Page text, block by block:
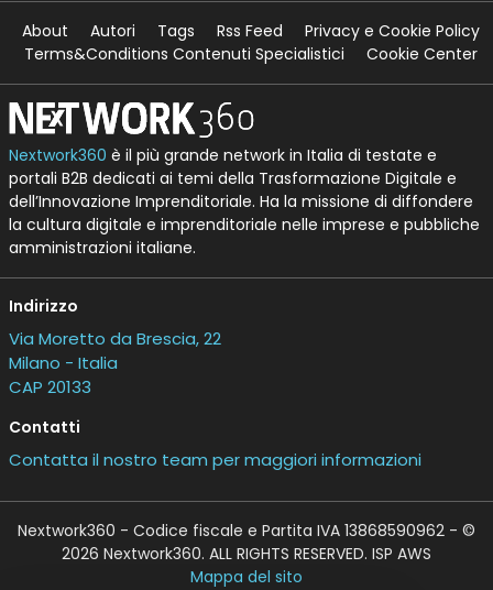
About Autori Tags Rss Feed
Privacy e Cookie Policy
Terms&Conditions Contenuti Specialistici
Cookie Center
Nextwork360 è il più grande network in Italia di testate e
portali B2B dedicati ai temi della Trasformazione Digitale e
dell’Innovazione Imprenditoriale. Ha la missione di diffondere
la cultura digitale e imprenditoriale nelle imprese e pubbliche
amministrazioni italiane.
Indirizzo
Via Moretto da Brescia, 22
Milano - Italia
CAP 20133
Contatti
Contatta il nostro team per maggiori informazioni
Nextwork360 - Codice fiscale e Partita IVA 13868590962 - ©
2026 Nextwork360. ALL RIGHTS RESERVED. ISP AWS
Mappa del sito